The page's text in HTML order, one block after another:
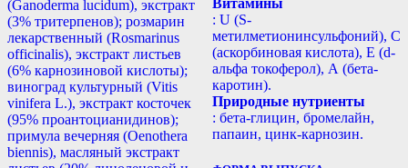
(Ganoderma lucidum), экстракт
(3% тритерпенов); розмарин
лекарственный (Rosmarinus
officinalis), экстракт листьев
(6% карнозиновой кислоты);
виноград культурный (Vitis
vinifera L.), экстракт косточек
(95% проантоцианидинов);
примула вечерняя (Oenothera
biennis), масляный экстракт
Витамины
: U (S-
метилметионинсульфоний), С
(аскорбиновая кислота), Е (d-
альфа токоферол), А (бета-
каротин).
Природные нутриенты
: бета-глицин, бромелайн,
папаин, цинк-карнозин.